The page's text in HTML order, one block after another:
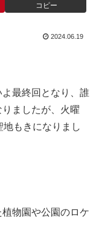
コピー
2024.06.19
よ最終回となり、誰
ましたが、火曜
もきになりまし
物園や公園のロケ